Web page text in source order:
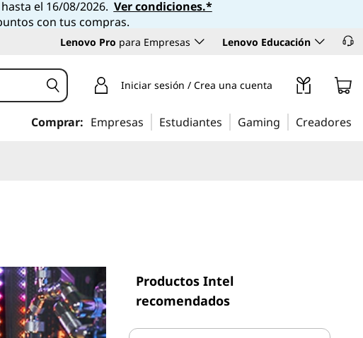
el 16/08/2026. Ver condiciones.*
con tus compras.
Lenovo Pro para Empresas Lenovo Educación
Iniciar sesión / Crea una cuenta
Comprar: Empresas Estudiantes Gaming Creadores
Productos Intel
recomendados